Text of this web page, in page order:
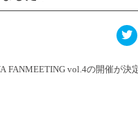
FANMEETING vol.4の開催が決